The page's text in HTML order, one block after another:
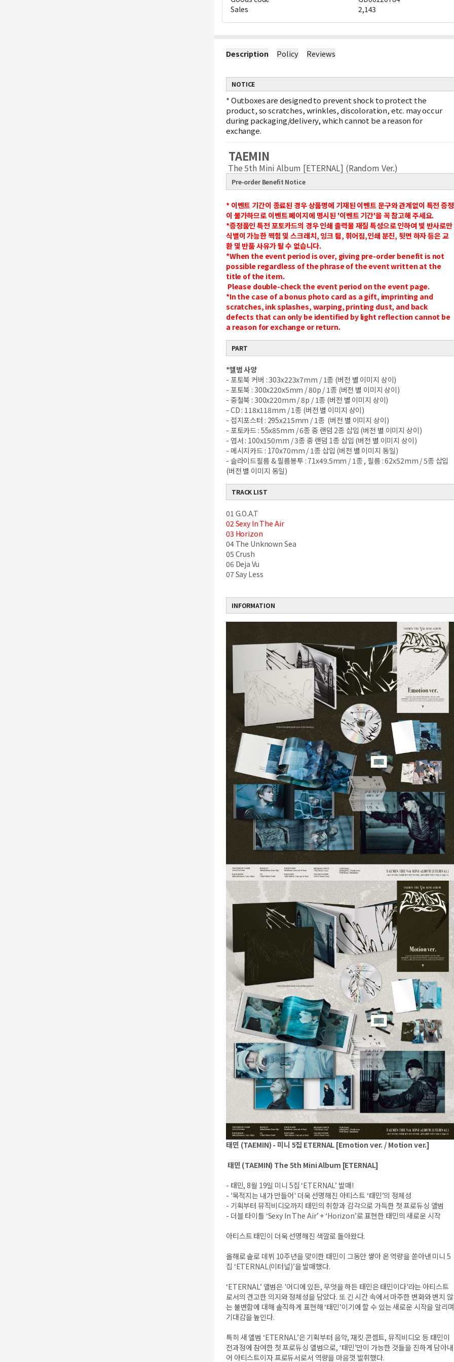
Sales
2,143
Description Policy Reviews
NOTICE
*Outboxes are designed to prevent shock to protect the
product, so scratches, wrinkles, discoloration, etc. may occur
during packaging/delivery, which cannot be a reason for
exchange.
TAEMIN
The 5th Mini Album [ETERNAL] (Random Ver.)
Pre-order Benefit Notice
* 이벤트 기간이 종료된 경우 상품명에 기재된 이벤트 문구와 관계없이 특전 증정
이 불가하므로 이벤트 페이지에 명시된 '이벤트 기간'을 꼭 참고해 주세요.
*증정품인 특전 포토카드의 경우 인쇄 출력물 재질 특성으로 인하여 빛 반사로만
식별이 가능한 찍힘 및 스크래치, 잉크 튐, 휘어짐,인쇄 분진, 뒷면 하자 등은 교
환 및 반품 사유가 될 수 없습니다.
*When the event period is over, giving pre-order benefit is not
possible regardless of the phrase of the event written at the
title of the item.
Please double-check the event period on the event page.
*In the case of a bonus photo card as a gift, imprinting and
scratches, ink splashes, warping, printing dust, and back
defects that can only be identified by light reflection cannot be
a reason for exchange or return.
PART
*앨범 사양
- 포토북 커버 : 303x223x7mm / 1종 (버전 별 이미지 상이)
- 포토북 : 300x220x5mm / 80p / 1종 (버전 별 이미지 상이)
- 중철북 : 300x220mm / 8p / 1종 (버전 별 이미지 상이)
- CD : 118x118mm / 1종 (버전 별 이미지 상이)
- 접지포스터 : 295x215mm / 1종 (버전 별 이미지 상이)
- 포토카드 : 55x85mm / 6종 중 랜덤 2종 삽입 (버전 별 이미지 상이)
- 엽서 : 100x150mm / 3종 중 랜덤 1종 삽입 (버전 별 이미지 상이)
- 메시지카드 : 170x70mm / 1종 삽입 (버전 별 이미지 동일)
- 슬라이드필름 & 필름봉투 : 71x49.5mm / 1종 , 필름 : 62x52mm / 5종 삽입
(버전 별 이미지 동일)
TRACK LIST
01 G.O.A.T
02 Sexy In The Air
03 Horizon
04 The Unknown Sea
05 Crush
06 Deja Vu
07 Say Less
INFORMATION
태민 (TAEMIN) - 미니 5집 ETERNAL [Emotion ver. / Motion ver.]
태민 (TAEMIN) The 5th Mini Album [ETERNAL]
- 태민, 8월 19일 미니 5집 ‘ETERNAL’ 발매!
- '목적지는 내가 만들어' 더욱 선명해진 아티스트 ‘태민’의 정체성
- 기획부터 뮤직비디오까지 태민의 취향과 감각으로 가득한 첫 프로듀싱 앨범
- 더블 타이틀 ‘Sexy In The Air’ + ‘Horizon’로 표현한 태민의 새로운 시작
아티스트 태민이 더욱 선명해진 색깔로 돌아왔다.
올해로 솔로 데뷔 10주년을 맞이한 태민이 그동안 쌓아 온 역량을 쏟아낸 미니 5
집 ‘ETERNAL(이터널)’을 발매했다.
‘ETERNAL’ 앨범은 '어디에 있든, 무엇을 하든 태민은 태민이다'라는 아티스트
로서의 견고한 의지와 정체성을 담았다. 또 긴 시간 속에서 마주한 변화와 변치 않
는 불변함에 대해 솔직하게 표현해 ‘태민’이기에 할 수 있는 새로운 시작을 알리며
기대감을 높인다.
특히 새 앨범 ‘ETERNAL’은 기획부터 음악, 재킷 콘셉트, 뮤직비디오 등 태민이
전과정에 참여한 첫 프로듀싱 앨범으로, ‘태민’만이 가능한 것들을 진하게 담아내
어 아티스트이자 프로듀서로서 역량을 마음껏 발휘했다.